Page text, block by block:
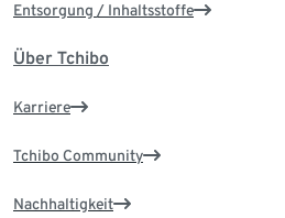
Entsorgung / Inhaltsstoffe
Über Tchibo
Karriere
Tchibo Community
Nachhaltigkeit